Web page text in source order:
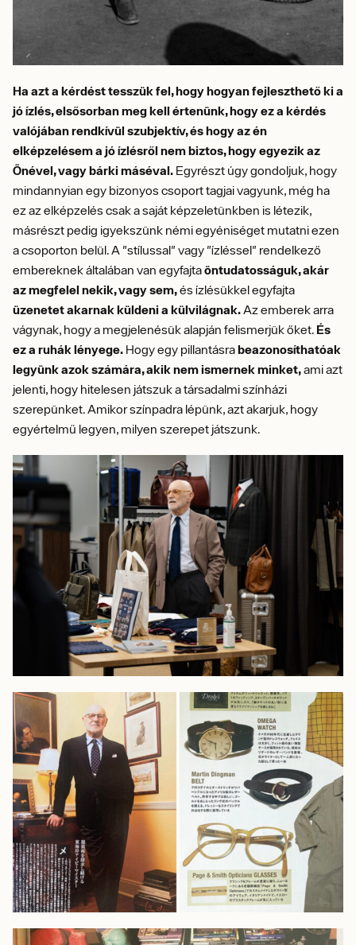
Ha azt a kérdést tesszük fel, hogy hogyan fejleszthető ki a
jó ízlés, elsősorban meg kell értenünk, hogy ez a kérdés
valójában rendkívül szubjektív, és hogy az én
elképzelésem a jó ízlésről nem biztos, hogy egyezik az
Önével, vagy bárki máséval. Egyrészt úgy gondoljuk, hogy
mindannyian egy bizonyos csoport tagjai vagyunk, még ha
ez az elképzelés csak a saját képzeletünkben is létezik,
másrészt pedig igyekszünk némi egyéniséget mutatni ezen
a csoporton belül. A "stílussal" vagy "ízléssel" rendelkező
embereknek általában van egyfajtaöntudatosságuk, akár
az megfelel nekik, vagy sem,és ízlésükkel egyfajta
üzenetet akarnak küldeni a külvilágnak.Az emberek arra
vágynak, hogy a megjelenésük alapján felismerjük őket. És
ez a ruhák lényege. Hogy egy pillantásrabeazonosíthatóak
legyünk azok számára, akik nem ismernek minket,ami azt
jelenti, hogy hitelesen játszuk a társadalmi színházi
szerepünket. Amikor színpadra lépünk, azt akarjuk, hogy
egyértelmű legyen, milyen szerepet játszunk.